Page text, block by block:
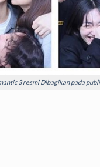
3 resmi Dibagikan pada